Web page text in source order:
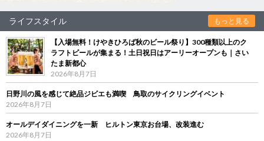
ライフスタイル もっと見る
【入場無料！けやきひろば秋のビール祭り】300種類以上のク
ラフトビールが集まる！土日祝日はアーリーオープンも｜さい
たま新都心
2026年8月7日
日野川の風を感じて絶品ジビエも満喫 鳥取のサイクリングイベント
2026年8月7日
オールデイダイニングを一新 ヒルトン東京お台場、改装進む
2026年8月7日